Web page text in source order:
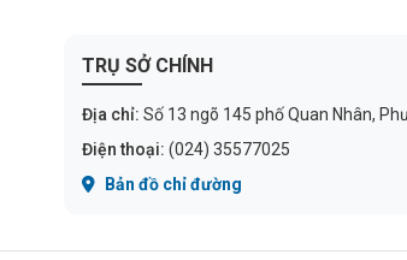
TRỤ SỞ CHÍNH
Địa chỉ: Số 13 ngõ 145 phố Quan Nhân,
Điện thoại: (024) 35577025
Bản đồ chỉ đường